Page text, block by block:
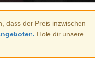
dass der Preis inzwischen
Hole dir unsere